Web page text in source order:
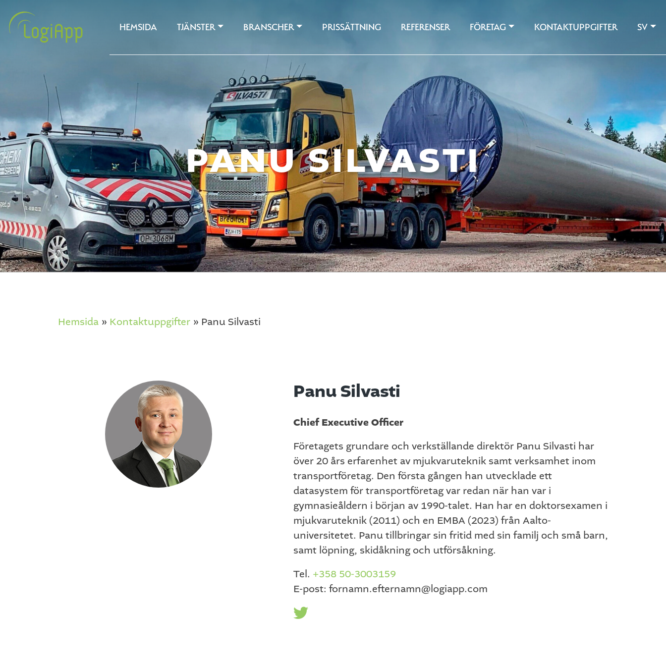
HEMSIDA TJÄNSTER BRANSCHER PRISSÄTTNING REFERENSER FÖRETAG KONTAKTUPPGIFTER SV
PANU SILVASTI
Hemsida » Kontaktuppgifter » Panu Silvasti
Panu Silvasti
Chief Executive Officer
Företagets grundare och verkställande direktör Panu Silvasti har
över 20 års erfarenhet av mjukvaruteknik samt verksamhet inom
transportföretag. Den första gången han utvecklade ett
datasystem för transportföretag var redan när han var i
gymnasieåldern i början av 1990-talet. Han har en doktorsexamen i
mjukvaruteknik (2011) och en EMBA (2023) från Aalto-
universitetet. Panu tillbringar sin fritid med sin familj och små barn,
samt löpning, skidåkning och utförsåkning.
Tel. +358 50-3003159
E-post: fornamn.efternamn@logiapp.com